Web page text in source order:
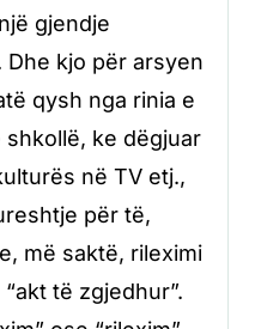
gjendje
kjo për arsyen
qysh nga rinia e
ke dëgjuar
në TV etj.,
për të,
më saktë, rileximi
të zgjedhur”.